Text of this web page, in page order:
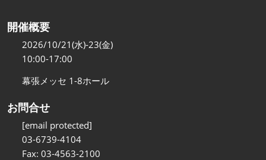
開催概要
2026/10/21(水)-23(金)
10:00-17:00
幕張メッセ 1-8ホール
お問合せ
[email protected]
03-6739-4104
Fax: 03-4563-2100